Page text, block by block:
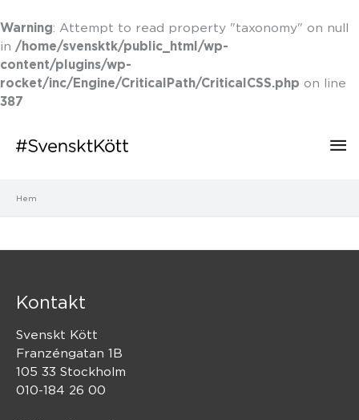
Warning: Attempt to read property "taxonomy" on null
in /home/svensktk/public_html/wp-
content/plugins/wp-
rocket/inc/Engine/CriticalPath/CriticalCSS.php on line
387
Hem
Kontakt
Svenskt Kött
Franzéngatan 1B
105 33 Stockholm
010-184 26 00